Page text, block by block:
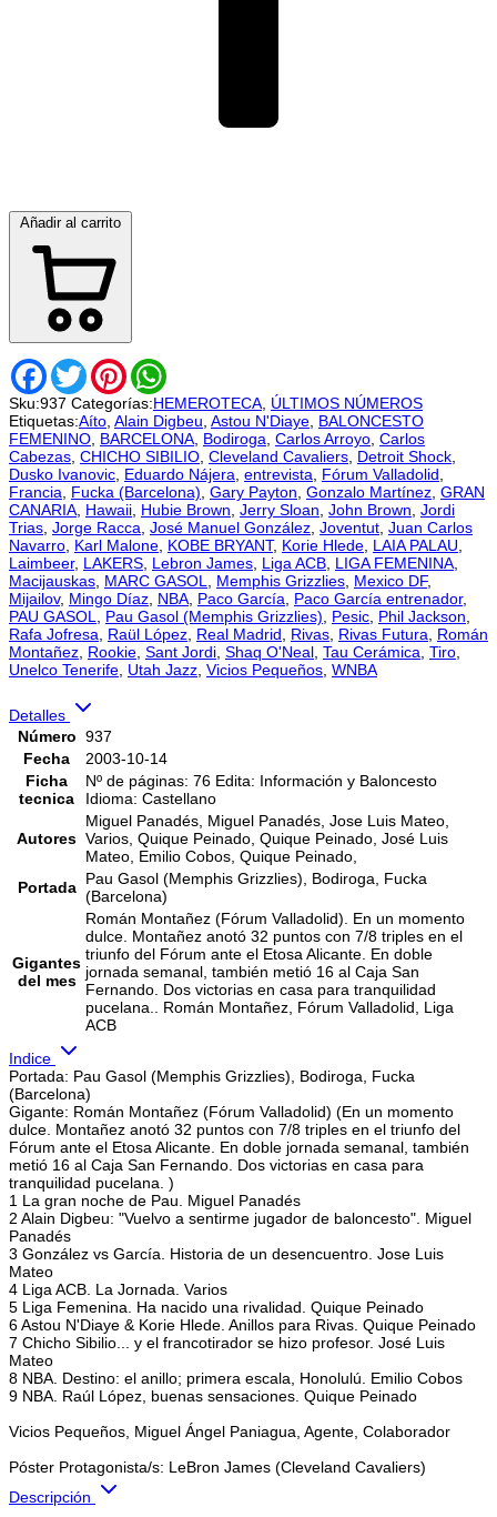
Añadir al carrito
Facebook
TwitterPinterest
Sku:937 Categorías:HEMEROTECA ÚLTIMOS NÚMEROS
Etiquetas:Aíto Alain Digbeu Astou N'Diaye BALONCESTO
FEMENINO BARCELONA Bodiroga Carlos Arroyo Carlos
Cabezas CHICHO SIBILIO Cleveland Cavaliers Detroit Shock
Dusko Ivanovic Eduardo Nájera entrevista Fórum Valladolid
Francia
Fucka (Barcelona) Gary Payton Gonzalo Martínez GRAN
CANARIA Hawaii Hubie Brown Jerry Sloan John Brown Jordi
Trias Jorge Racca José Manuel González Joventut Juan Carlos
Navarro Karl Malone KOBE BRYANT, Korie Hlede LAIA PALAU
Laimbeer, LAKERS Lebron James Liga ACB LIGA FEMENINA
Macijauskas MARC GASOL Memphis Grizzlies Mexico DF,
Mijailov, Mingo Díaz NBA Paco García Paco García entrenador,
PAU GASOL
Pau Gasol (Memphis Grizzlies) Pesic Phil Jackson
Rafa Jofresa
Raül López Real Madrid Rivas Rivas Futura
Román
Montañez Rookie Sant Jordi Shaq O'Neal Tau Cerámica Tiro
Unelco Tenerife Utah Jazz Vicios Pequeños WNBA
Detalles
Número 937
Fecha
2003-10-14
Ficha
tecnica
Nº de páginas: 76 Edita: Información y Baloncesto
Idioma: Castellano
Autores
Miguel Panadés, Miguel Panadés, Jose Luis Mateo,
Varios, Quique Peinado, Quique Peinado, José Luis
Mateo, Emilio Cobos, Quique Peinado,
Portada Pau Gasol (Memphis Grizzlies), Bodiroga, Fucka
(Barcelona)
Gigantes
del mes
Román Montañez (Fórum Valladolid). En un momento
dulce. Montañez anotó 32 puntos con 7/8 triples en el
triunfo del Fórum ante el Etosa Alicante. En doble
jornada semanal, también metió 16 al Caja San
Fernando. Dos victorias en casa para tranquilidad
pucelana.. Román Montañez, Fórum Valladolid, Liga
ACB
Indice
Portada: Pau Gasol (Memphis Grizzlies), Bodiroga, Fucka
(Barcelona)
Gigante: Román Montañez (Fórum Valladolid) (En un momento
dulce. Montañez anotó 32 puntos con 7/8 triples en el triunfo del
Fórum ante el Etosa Alicante. En doble jornada semanal, también
metió 16 al Caja San Fernando. Dos victorias en casa para
tranquilidad pucelana. )
1 La gran noche de Pau. Miguel Panadés
2 Alain Digbeu: "Vuelvo a sentirme jugador de baloncesto". Miguel
Panadés
3 González vs García. Historia de un desencuentro. Jose Luis
Mateo
4 Liga ACB. La Jornada. Varios
5 Liga Femenina. Ha nacido una rivalidad. Quique Peinado
6 Astou N'Diaye & Korie Hlede. Anillos para Rivas. Quique Peinado
7 Chicho Sibilio... y el francotirador se hizo profesor. José Luis
Mateo
8 NBA. Destino: el anillo; primera escala, Honolulú. Emilio Cobos
9 NBA. Raúl López, buenas sensaciones. Quique Peinado
Vicios Pequeños, Miguel Ángel Paniagua, Agente, Colaborador
Póster Protagonista/s: LeBron James (Cleveland Cavaliers)
Descripción